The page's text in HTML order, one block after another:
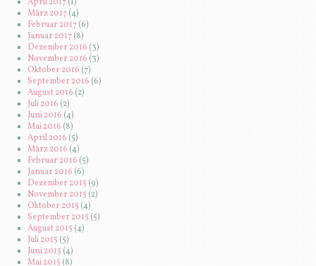
März 2017(4)
Februar 2017(6)
Januar 2017(8)
Dezember 2016 (3)
November 2016 (3)
Oktober 2016(7)
September 2016 (6)
August 2016(2)
Juli 2016(2)
Juni 2016 (4)
Mai 2016 (8)
April 2016(5)
März 2016 (4)
Februar 2016(5)
Januar 2016 (6)
Dezember 2015 (9)
November 2015 (2)
Oktober 2015 (4)
September 2015 (5)
August 2015 (4)
Juli 2015 (5)
Juni 2015 (4)
Mai 2015(8)